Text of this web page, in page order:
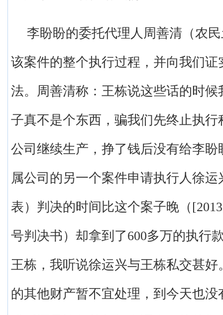
李盼盼的委托代理人周善清（农
该案件的整个执行过程，并向我们证
法。周善清称：王栋说这些话的时候
子真不是个东西，骗我们先终止执行
公司继续生产，挣了钱后没有给李盼
属公司的另一个案件申请执行人徐
表）判决的时间比这个案子晚（
号判决书）却拿到了600多万的执行
王栋，我听说徐运兴与王栋私交甚好
的其他财产暂不宜处理，到今天也